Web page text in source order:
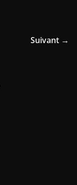
Suivant →